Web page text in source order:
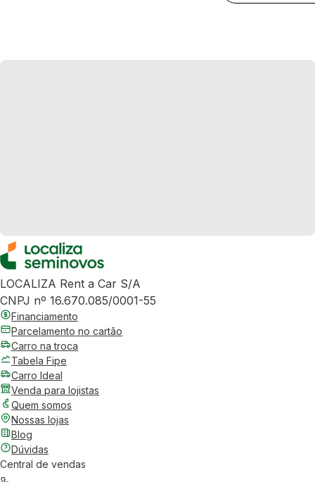
LOCALIZA Rent a Car S/A
CNPJ nº 16.670.085/0001-55
Financiamento
Parcelamento no cartão
Carro na troca
Tabela Fipe
Carro Ideal
Venda para lojistas
Quem somos
Nossas lojas
Blog
Dúvidas
Central de vendas